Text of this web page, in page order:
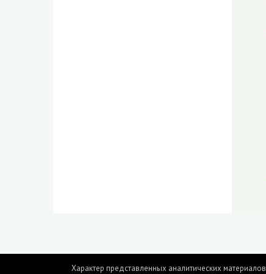
Характер представленных аналитических материалов